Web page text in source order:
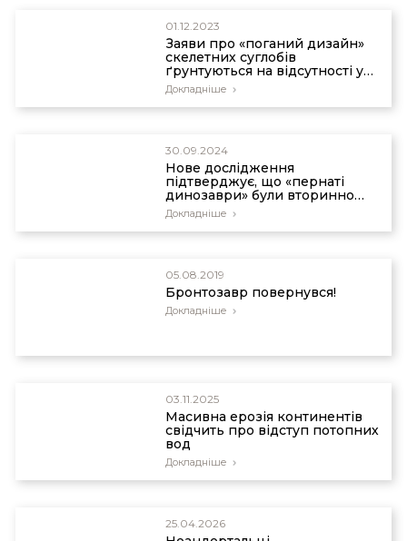
01.12.2023
Заяви про «поганий дизайн»
скелетних суглобів
ґрунтуються на відсутності у
критиків інженерних знань
Докладніше
30.09.2024
Нове дослідження
підтверджує, що «пернаті
динозаври» були вторинно
нелітаючими птахами
Докладніше
05.08.2019
Бронтозавр повернувся!
Докладніше
03.11.2025
Масивна ерозія континентів
свідчить про відступ потопних
вод
Докладніше
25.04.2026